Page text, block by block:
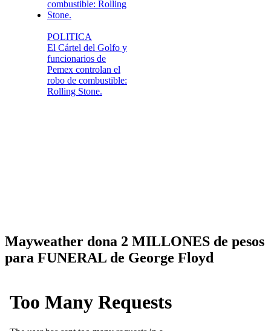
POLITICA
El Cártel del Golfo y
funcionarios de
Pemex controlan el
robo de combustible:
Rolling Stone.
Mayweather dona 2 MILLONES de pesos
para FUNERAL de George Floyd